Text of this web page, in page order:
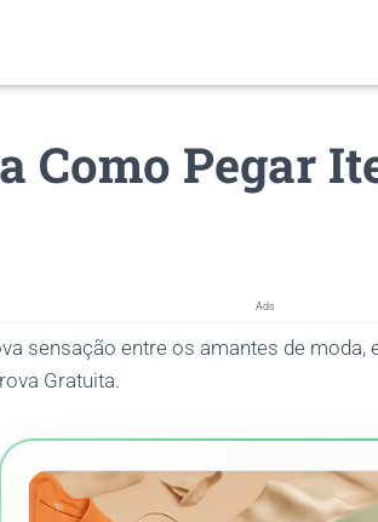
Como Pegar
Ads
sensação entre os amantes de moda,
Gratuita.